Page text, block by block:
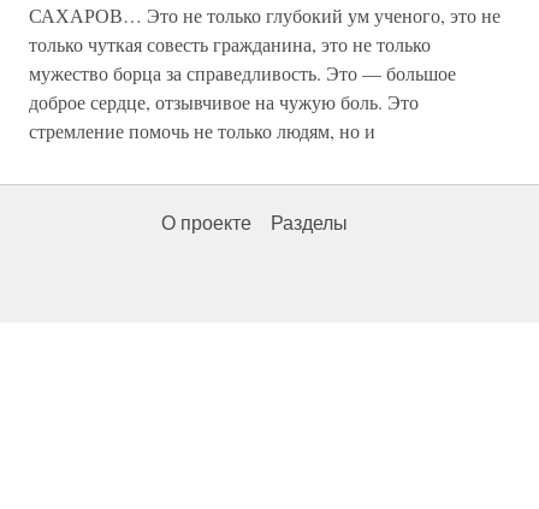
САХАРОВ… Это не только глубокий ум ученого, это не
только чуткая совесть гражданина, это не только
мужество борца за справедливость. Это — большое
доброе сердце, отзывчивое на чужую боль. Это
стремление помочь не только людям, но и
О проекте Разделы